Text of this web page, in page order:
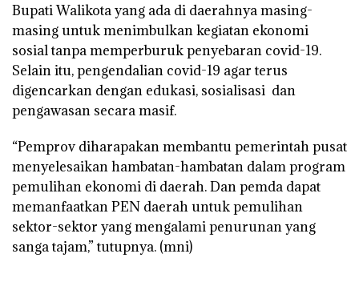
Bupati Walikota yang ada di daerahnya masing-
masing untuk menimbulkan kegiatan ekonomi
sosial tanpa memperburuk penyebaran covid-19.
Selain itu, pengendalian covid-19 agar terus
digencarkan dengan edukasi, sosialisasi dan
pengawasan secara masif.
“Pemprov diharapakan membantu pemerintah pusat
menyelesaikan hambatan-hambatan dalam program
pemulihan ekonomi di daerah. Dan pemda dapat
memanfaatkan PEN daerah untuk pemulihan
sektor-sektor yang mengalami penurunan yang
sanga tajam,” tutupnya. (mni)